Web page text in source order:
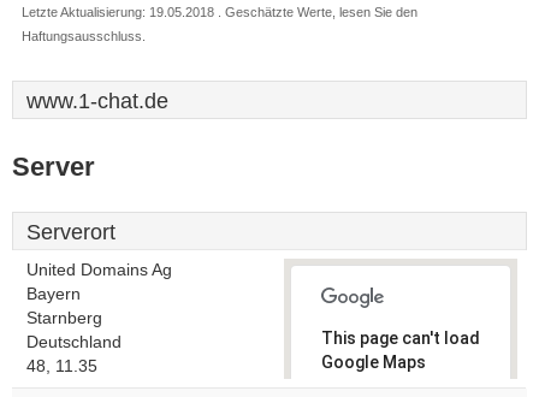
Letzte Aktualisierung: 19.05.2018 . Geschätzte Werte, lesen Sie den
Haftungsausschluss.
www.1-chat.de
Server
Serverort
United Domains Ag
Bayern
Starnberg
Deutschland
48, 11.35
This page can't load
Google Maps
correctly.